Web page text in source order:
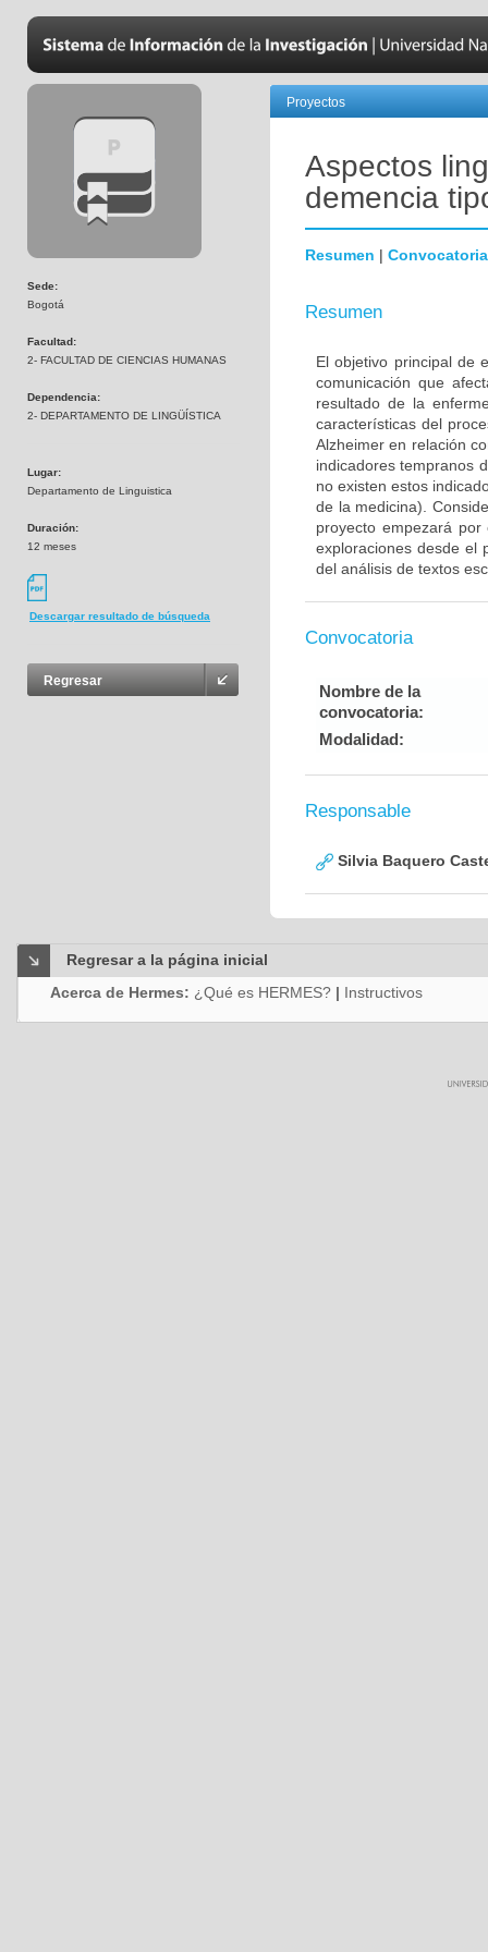
Sede:
Bogotá
Facultad:
2- FACULTAD DE CIENCIAS HUMANAS
Dependencia:
2- DEPARTAMENTO DE LINGÜÍSTICA
Lugar:
Departamento de Linguistica
Duración:
12 meses
Descargar resultado de búsqueda
Regresar
Proyectos
Aspectos
demencia
Resumen | Convocatoria
Resumen
El objetivo principal de
comunicación que
resultado de la
características del
Alzheimer en relación
indicadores tempranos
no existen estos
de la medicina).
proyecto empezará
exploraciones desde el
del análisis de textos
Convocatoria
Nombre de la
convocatoria:
Modalidad:
Responsable
Silvia Baquero
Regresar a la página inicial
Acerca de Hermes: ¿Qué es HERMES? | Instructivos